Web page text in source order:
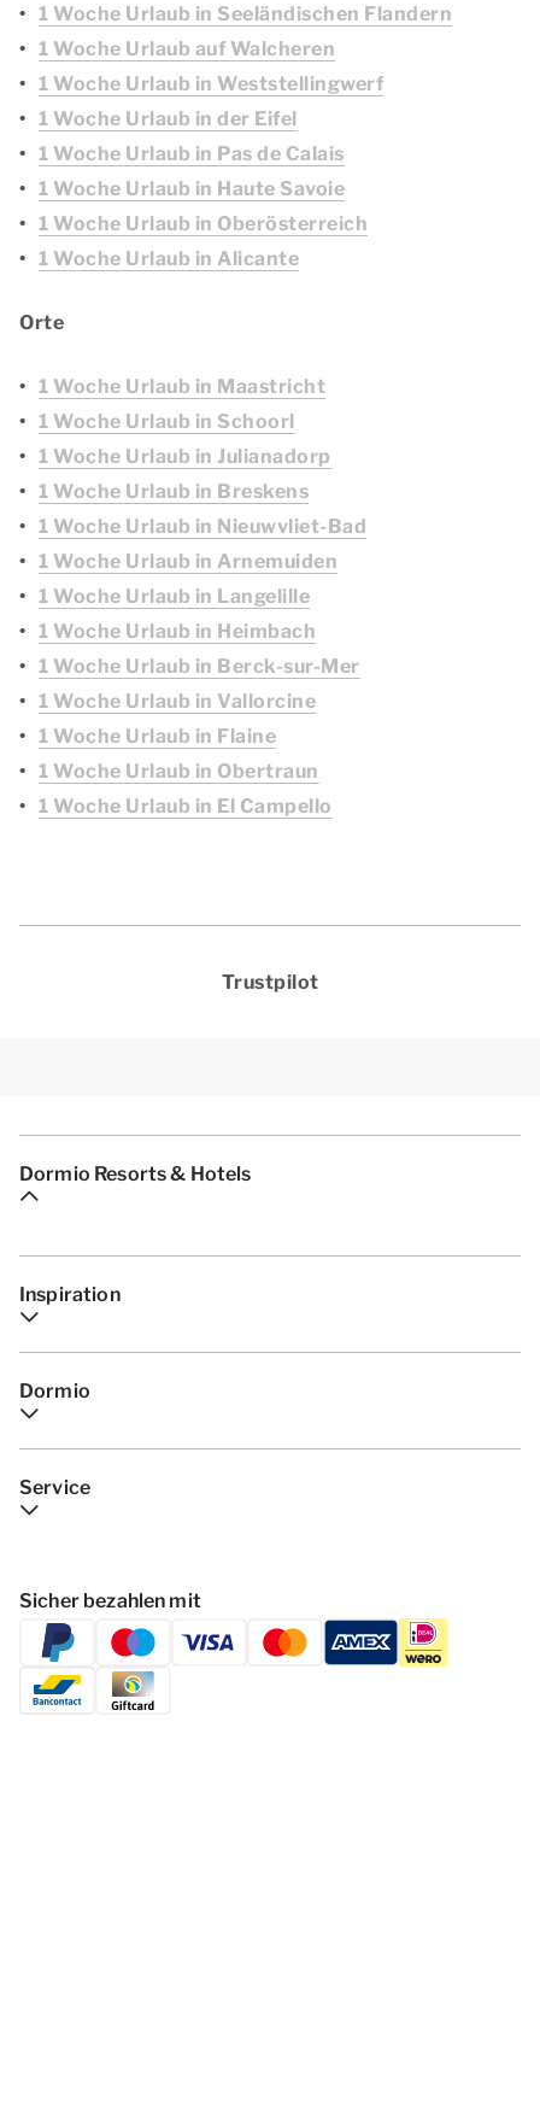
1 Woche Urlaub in Seeländischen Flandern
1 Woche Urlaub auf Walcheren
1 Woche Urlaub in Weststellingwerf
1 Woche Urlaub in der Eifel
1 Woche Urlaub in Pas de Calais
1 Woche Urlaub in Haute Savoie
1 Woche Urlaub in Oberösterreich
1 Woche Urlaub in Alicante
Orte
1 Woche Urlaub in Maastricht
1 Woche Urlaub in Schoorl
1 Woche Urlaub in Julianadorp
1 Woche Urlaub in Breskens
1 Woche Urlaub in Nieuwvliet-Bad
1 Woche Urlaub in Arnemuiden
1 Woche Urlaub in Langelille
1 Woche Urlaub in Heimbach
1 Woche Urlaub in Berck-sur-Mer
1 Woche Urlaub in Vallorcine
1 Woche Urlaub in Flaine
1 Woche Urlaub in Obertraun
1 Woche Urlaub in El Campello
Trustpilot
Dormio Resorts & Hotels
Inspiration
Dormio
Service
Sicher bezahlen mit